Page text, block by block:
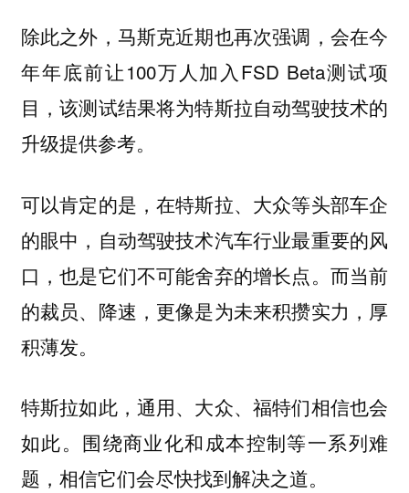
除此之外，马斯克近期也再次强调，会在今
年年底前让100万人加入FSD Beta测试项
目，该测试结果将为特斯拉自动驾驶技术的
升级提供参考。
可以肯定的是，在特斯拉、大众等头部车企
的眼中，自动驾驶技术汽车行业最重要的风
口，也是它们不可能舍弃的增长点。而当前
的裁员、降速，更像是为未来积攒实力，厚
积薄发。
特斯拉如此，通用、大众、福特们相信也会
如此。围绕商业化和成本控制等一系列难
题，相信它们会尽快找到解决之道。